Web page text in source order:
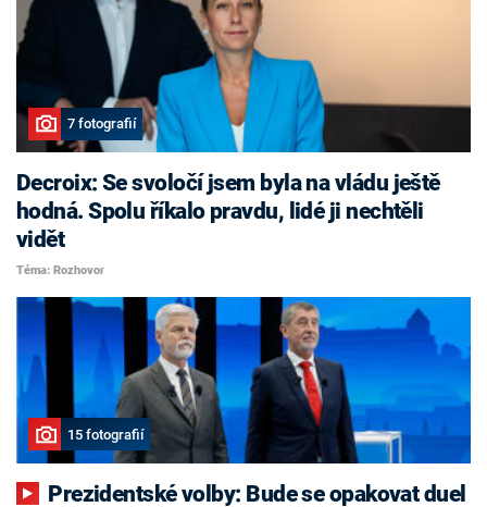
7 fotografií
Decroix: Se svoločí jsem byla na vládu ještě
hodná. Spolu říkalo pravdu, lidé ji nechtěli
vidět
Téma: Rozhovor
15 fotografií